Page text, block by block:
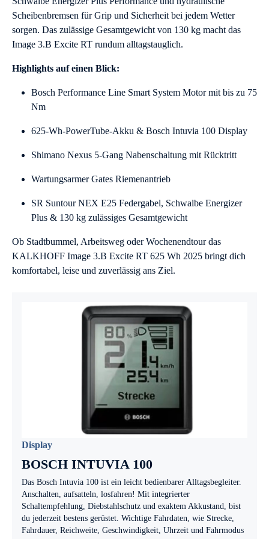
Scheibenbremsen für Grip und Sicherheit bei jedem Wetter
sorgen. Das zulässige Gesamtgewicht von 130 kg macht das
Image 3.B Excite RT rundum alltagstauglich.
Highlights auf einen Blick:
Bosch Performance Line Smart System Motor mit bis zu 75
Nm
625-Wh-PowerTube-Akku & Bosch Intuvia 100 Display
Shimano Nexus 5-Gang Nabenschaltung mit Rücktritt
Wartungsarmer Gates Riemenantrieb
SR Suntour NEX E25 Federgabel, Schwalbe Energizer
Plus & 130 kg zulässiges Gesamtgewicht
Ob Stadtbummel, Arbeitsweg oder Wochenendtour das
KALKHOFF Image 3.B Excite RT 625 Wh 2025 bringt dich
komfortabel, leise und zuverlässig ans Ziel.
Display
BOSCH INTUVIA 100
Das Bosch Intuvia 100 ist ein leicht bedienbarer Alltagsbegleiter.
Anschalten, aufsatteln, losfahren! Mit integrierter
Schaltempfehlung, Diebstahlschutz und exaktem Akkustand, bist
du jederzeit bestens gerüstet. Wichtige Fahrdaten, wie Strecke,
Fahrdauer, Reichweite, Geschwindigkeit, Uhrzeit und Fahrmodus